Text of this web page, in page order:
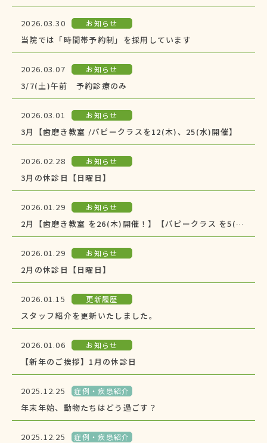
2026.03.30 お知らせ
当院では「時間帯予約制」を採用しています
2026.03.07 お知らせ
3/7(土)午前 予約診療のみ
2026.03.01 お知らせ
3月【歯磨き教室 /パピークラスを12(木)、25(水)開催】
2026.02.28 お知らせ
3月の休診日【日曜日】
2026.01.29 お知らせ
2月【歯磨き教室 を26(木)開催！】【パピークラス を5(木)開催】
2026.01.29 お知らせ
2月の休診日【日曜日】
2026.01.15 更新履歴
スタッフ紹介を更新いたしました。
2026.01.06 お知らせ
【新年のご挨拶】1月の休診日
2025.12.25 症例・疾患紹介
年末年始、動物たちはどう過ごす？
2025.12.25 症例・疾患紹介